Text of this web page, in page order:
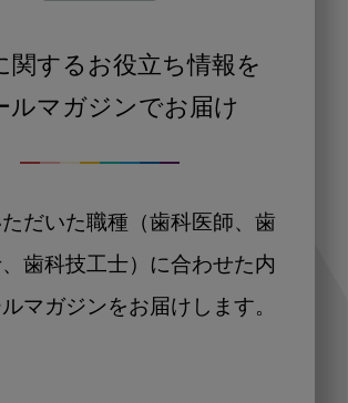
関するお役立ち情報を
ルマガジンでお届け
だいた職種（歯科医師、歯
歯科技工士）に合わせた内
マガジンをお届けします。